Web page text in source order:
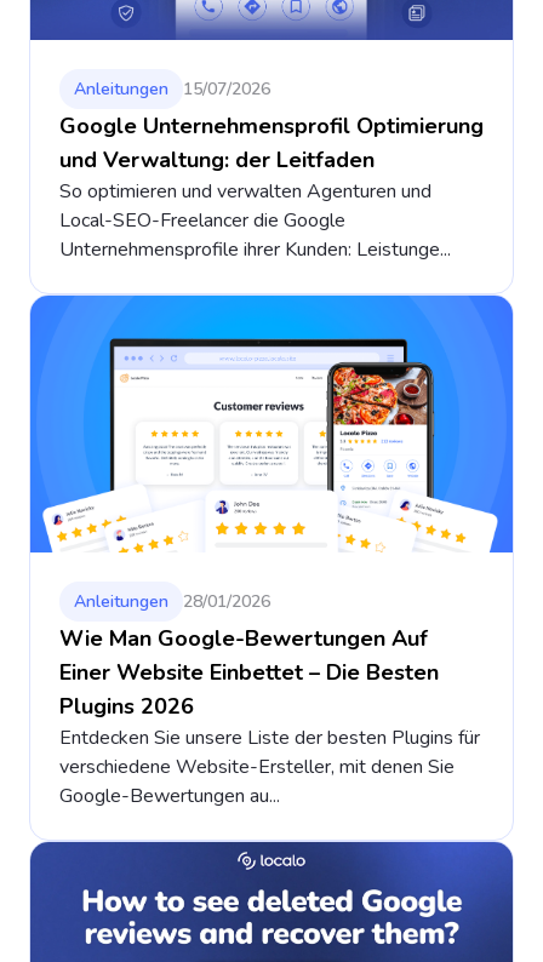
Anleitungen 15/07/2026
Google Unternehmensprofil Optimierung
und Verwaltung: der Leitfaden
So optimieren und verwalten Agenturen und
Local-SEO-Freelancer die Google
Unternehmensprofile ihrer Kunden: Leistunge...
Anleitungen 28/01/2026
Wie Man Google-Bewertungen Auf
Einer Website Einbettet – Die Besten
Plugins 2026
Entdecken Sie unsere Liste der besten Plugins für
verschiedene Website-Ersteller, mit denen Sie
Google-Bewertungen au...